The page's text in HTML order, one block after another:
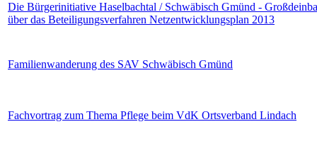
Die Bürgerinitiative Haselbachtal / Schwäbisch Gmünd -
über das Beteiligungsverfahren Netzentwicklungsplan 2013
Familienwanderung des SAV Schwäbisch Gmünd
Fachvortrag zum Thema Pflege beim VdK Ortsverband Lindach